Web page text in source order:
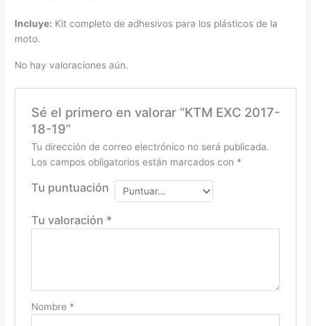
Incluye: Kit completo de adhesivos para los plásticos de la
moto.
No hay valoraciones aún.
Sé el primero en valorar “KTM EXC 2017-
18-19”
Tu dirección de correo electrónico no será publicada.
Los campos obligatorios están marcados con *
Tu puntuación
Tu valoración *
Nombre *